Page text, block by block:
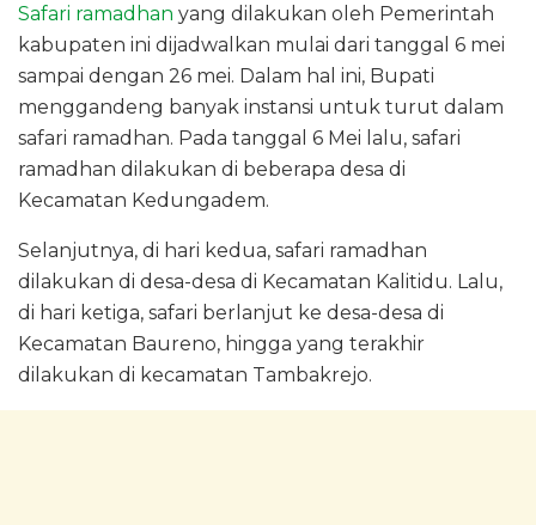
Safari ramadhan yang dilakukan oleh Pemerintah
kabupaten ini dijadwalkan mulai dari tanggal 6 mei
sampai dengan 26 mei. Dalam hal ini, Bupati
menggandeng banyak instansi untuk turut dalam
safari ramadhan. Pada tanggal 6 Mei lalu, safari
ramadhan dilakukan di beberapa desa di
Kecamatan Kedungadem.
Selanjutnya, di hari kedua, safari ramadhan
dilakukan di desa-desa di Kecamatan Kalitidu. Lalu,
di hari ketiga, safari berlanjut ke desa-desa di
Kecamatan Baureno, hingga yang terakhir
dilakukan di kecamatan Tambakrejo.